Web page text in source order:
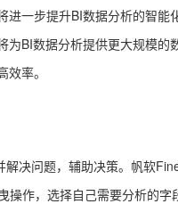
一步提升BI数据分析的智能
BI数据分析提供更大规模的
率。
决问题，辅助决策。帆软
作，选择自己需要分析的